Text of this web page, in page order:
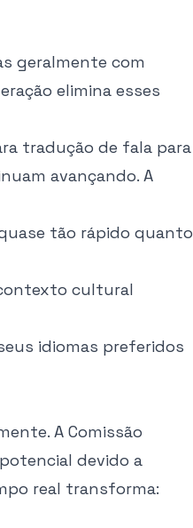
geralmente com
elimina esses
tradução de fala para
avançando. A
tão rápido quanto
cultural
idiomas preferidos
A Comissão
devido a
real transforma: